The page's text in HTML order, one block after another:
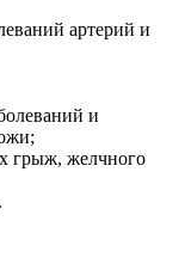
артерий и
и
грыж, желчного